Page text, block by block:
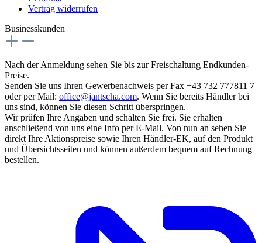
Vertrag widerrufen
Businesskunden
Nach der Anmeldung sehen Sie bis zur Freischaltung Endkunden-
Preise.
Senden Sie uns Ihren Gewerbenachweis per Fax +43 732 777811 7
oder per Mail: office@jantscha.com. Wenn Sie bereits Händler bei
uns sind, können Sie diesen Schritt überspringen.
Wir prüfen Ihre Angaben und schalten Sie frei. Sie erhalten
anschließend von uns eine Info per E-Mail. Von nun an sehen Sie
direkt Ihre Aktionspreise sowie Ihren Händler-EK, auf den Produkt
und Übersichtsseiten und können außerdem bequem auf Rechnung
bestellen.